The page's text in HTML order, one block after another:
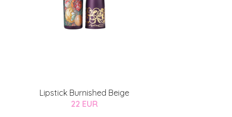
Lipstick Burnished Beige
22 EUR